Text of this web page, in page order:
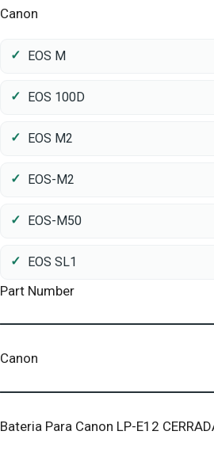
Canon
EOS M
EOS 100D
EOS M2
EOS-M2
EOS-M50
EOS SL1
Part Number
Canon
Bateria Para Canon LP-E12